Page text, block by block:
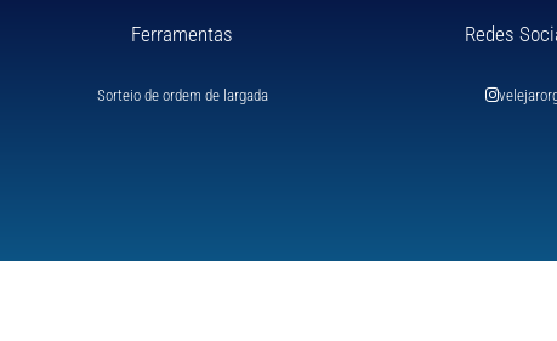
Ferramentas
Sorteio de ordem de largada
Redes